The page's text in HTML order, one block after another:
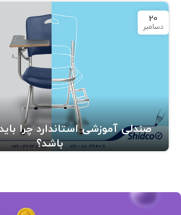
20
دسامبر
صندلی آموزشی استاندارد چرا
باشد؟